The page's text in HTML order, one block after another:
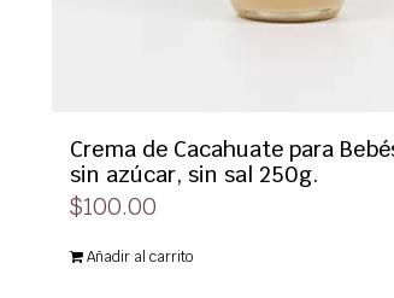
Crema de Cacahuate para
sin azúcar, sin sal 250g.
$100.00
Añadir al carrito